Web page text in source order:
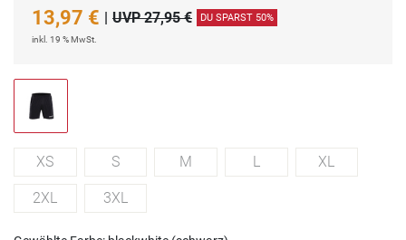
13,97 € | UVP 27,95 € DU SPARST 50%
inkl. 19 % MwSt.
XS S M L XL
2XL 3XL